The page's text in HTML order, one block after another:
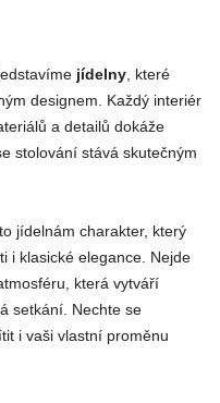
jídelny , které
designem. Každý interiér
a detailů dokáže
stolování stává skutečným
jídelnám charakter, který
i klasické elegance. Nejde
která vytváří
setkání. Nechte se
i vaši vlastní proměnu